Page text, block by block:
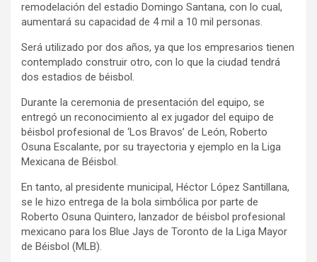
remodelación del estadio Domingo Santana, con lo cual,
aumentará su capacidad de 4 mil a 10 mil personas.
Será utilizado por dos años, ya que los empresarios tienen
contemplado construir otro, con lo que la ciudad tendrá
dos estadios de béisbol.
Durante la ceremonia de presentación del equipo, se
entregó un reconocimiento al ex jugador del equipo de
béisbol profesional de ‘Los Bravos’ de León, Roberto
Osuna Escalante, por su trayectoria y ejemplo en la Liga
Mexicana de Béisbol.
En tanto, al presidente municipal, Héctor López Santillana,
se le hizo entrega de la bola simbólica por parte de
Roberto Osuna Quintero, lanzador de béisbol profesional
mexicano para los Blue Jays de Toronto de la Liga Mayor
de Béisbol (MLB).